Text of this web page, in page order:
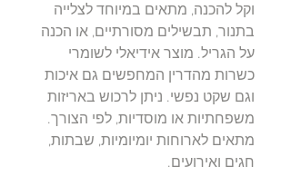
וקל להכנה, מתאים במיוחד לצלייה
בתנור, תבשילים מסורתיים, או הכנה
על הגריל. מוצר אידיאלי לשומרי
כשרות מהדרין המחפשים גם איכות
וגם שקט נפשי. ניתן לרכוש באריזות
משפחתיות או מוסדיות, לפי הצורך.
מתאים לארוחות יומיומיות, שבתות,
חגים ואירועים.